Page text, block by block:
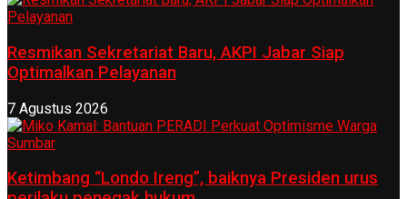
Resmikan Sekretariat Baru, AKPI Jabar Siap
Optimalkan Pelayanan
7 Agustus 2026
Ketimbang “Londo Ireng”, baiknya Presiden urus